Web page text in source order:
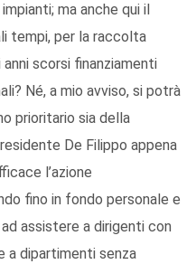
ma anche qui il
tempi, per la raccolta
scorsi finanziamenti
Né, a mio avviso, si potrà
prioritario sia della
De Filippo appena
l’azione
fino in fondo personale e
assistere a dirigenti con
a dipartimenti senza